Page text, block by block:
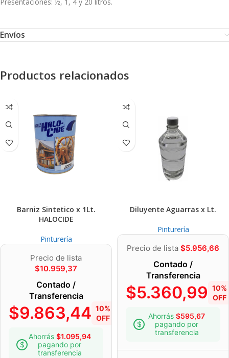
Envíos
Productos relacionados
Barniz Sintetico x 1Lt.
HALOCIDE
Pinturería
Precio de lista
$10.959,37
Contado /
Transferencia
$9.863,44 10%
OFF
Ahorrás $1.095,94
pagando por
transferencia
Diluyente Aguarras x Lt.
Pinturería
Precio de lista $5.956,66
Contado /
Transferencia
$5.360,99 10%
OFF
Ahorrás $595,67
pagando por
transferencia